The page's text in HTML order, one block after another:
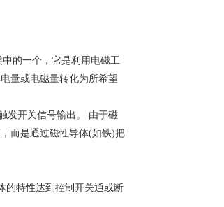
的一个，它是利用电磁工
量或电磁量转化为所希望
发开关信号输出。 由于磁
而是通过磁性导体(如铁)把
的特性达到控制开关通或断